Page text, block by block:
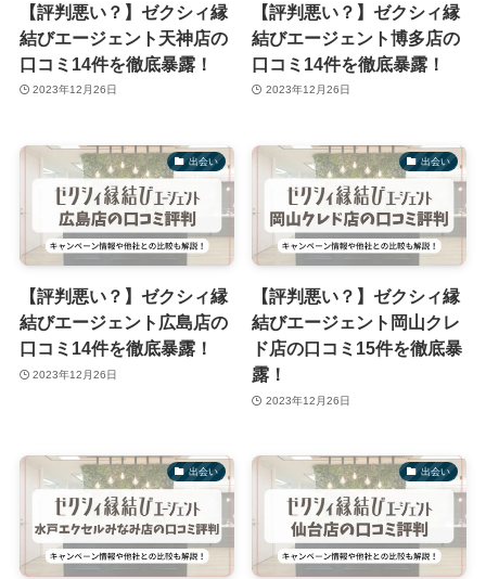
【評判悪い？】ゼクシィ縁
結びエージェント天神店の
口コミ14件を徹底暴露！
2023年12月26日
【評判悪い？】ゼクシィ縁
結びエージェント博多店の
口コミ14件を徹底暴露！
2023年12月26日
出会い
【評判悪い？】ゼクシィ縁
結びエージェント広島店の
口コミ14件を徹底暴露！
2023年12月26日
出会い
【評判悪い？】ゼクシィ縁
結びエージェント岡山クレ
ド店の口コミ15件を徹底暴
露！
2023年12月26日
出会い 出会い